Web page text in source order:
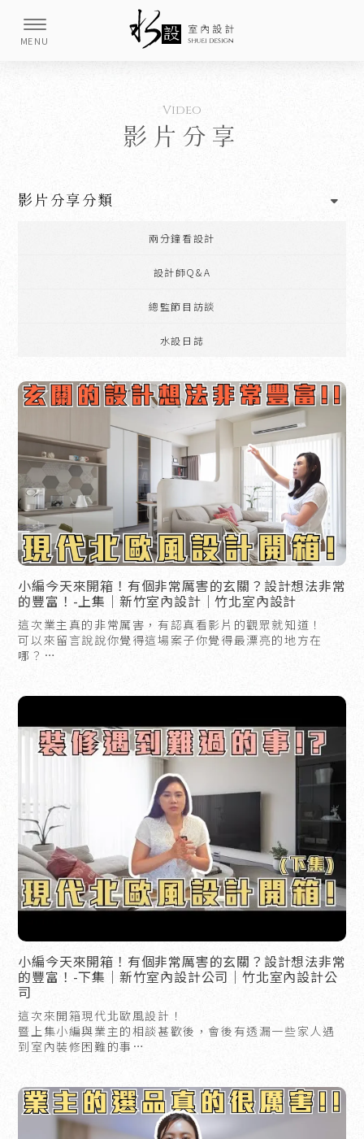
影片分享
影片分享分類
兩分鐘看設計
設計師Q&A
總監節目訪談
水設日誌
小編今天來開箱！有個非常厲害的玄關？設計想法非常
的豐富！-上集｜新竹室內設計｜竹北室內設計
這次業主真的非常厲害，有認真看影片的觀眾就知道！
可以來留言說說你覺得這場案子你覺得最漂亮的地方在
哪？
小編今天來開箱！有個非常厲害的玄關？設計想法非常
的豐富！-下集｜新竹室內設計公司｜竹北室內設計公
司
這次來開箱現代北歐風設計！
暨上集小編與業主的相談甚歡後，會後有透漏一些家人遇
到室內裝修困難的事